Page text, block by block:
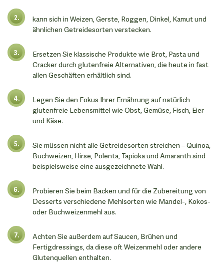
kann sich in Weizen, Gerste, Roggen, Dinkel, Kamut und
ähnlichen Getreidesorten verstecken.
Ersetzen Sie klassische Produkte wie Brot, Pasta und
Cracker durch glutenfreie Alternativen, die heute in fast
allen Geschäften erhältlich sind.
Legen Sie den Fokus Ihrer Ernährung auf natürlich
glutenfreie Lebensmittel wie Obst, Gemüse, Fisch, Eier
und Käse.
Sie müssen nicht alle Getreidesorten streichen – Quinoa,
Buchweizen, Hirse, Polenta, Tapioka und Amaranth sind
beispielsweise eine ausgezeichnete Wahl.
Probieren Sie beim Backen und für die Zubereitung von
Desserts verschiedene Mehlsorten wie Mandel-, Kokos-
oder Buchweizenmehl aus.
Achten Sie außerdem auf Saucen, Brühen und
Fertigdressings, da diese oft Weizenmehl oder andere
Glutenquellen enthalten.